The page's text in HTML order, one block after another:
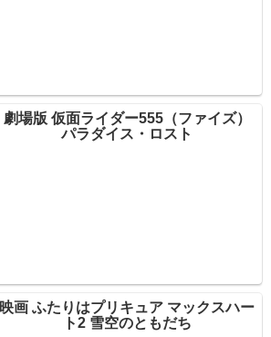
劇場版 仮面ライダー555（ファイズ）
パラダイス・ロスト
映画 ふたりはプリキュア マックスハー
ト2 雪空のともだち